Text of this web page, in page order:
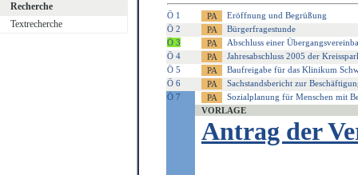
Recherche
Textrecherche
Ö 1
Eröffnung und Begrüßung
Ö 2
Bürgerfragestunde
Ö 3
Abschluss einer
Ö 4
Jahresabschluss 2005 der
Ö 5
Baufreigabe für das Klinikum
Ö 6
Sachstandsbericht zur
Ö 7
Sozialplanung für Menschen mit
VORLAGE
Antrag der